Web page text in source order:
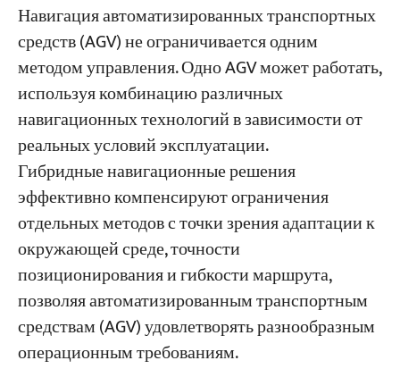
Навигация автоматизированных транспортных
средств (AGV) не ограничивается одним
методом управления. Одно AGV может работать,
используя комбинацию различных
навигационных технологий в зависимости от
реальных условий эксплуатации.
Гибридные навигационные решения
эффективно компенсируют ограничения
отдельных методов с точки зрения адаптации к
окружающей среде, точности
позиционирования и гибкости маршрута,
позволяя автоматизированным транспортным
средствам (AGV) удовлетворять разнообразным
операционным требованиям.